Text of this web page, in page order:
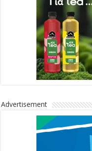
Advertisement